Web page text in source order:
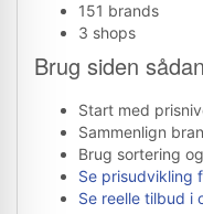
151 brands
3 shops
Brug siden sådan
Start med
Sammenlign
Brug sortering
Se prisudvikling
Se reelle tilbud i